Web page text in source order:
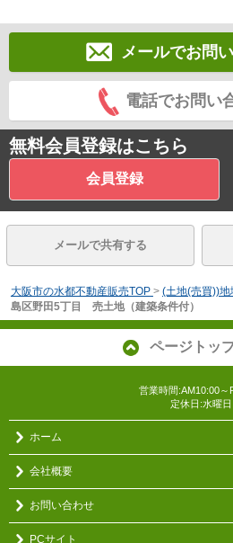
メールでお問
電話でお問い
無料会員登録はこちら
会員登録
メールで共有する
大阪市の水都不動産販売TOP > (土地(売買))
島区野田5丁目 売土地（建築条件付）
ページトッ
営業時間:AM10:00～
定休日:水曜日
ホーム
会社概要
お問い合わせ
PCサイト